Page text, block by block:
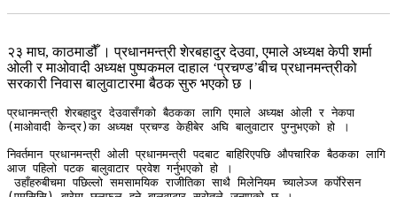
२३ माघ, काठमाडौँ । प्रधानमन्त्री शेरबहादुर देउवा, एमाले अध्यक्ष केपी शर्मा
ओली र माओवादी अध्यक्ष पुष्पकमल दाहाल ‘प्रचण्ड’बीच प्रधानमन्त्रीको
सरकारी निवास बालुवाटारमा बैठक सुरु भएको छ ।
प्रधानमन्त्री शेरबहादुर देउवासँगको बैठकका लागि एमाले अध्यक्ष ओली र नेकपा
(माओवादी केन्द्र)का अध्यक्ष प्रचण्ड केहीबेर अघि बालुवाटार पुग्नुभएको हो ।
निवर्तमान प्रधानमन्त्री ओली प्रधानमन्त्री पदबाट बाहिरिएपछि औपचारिक बैठकका लागि
आज पहिलो पटक बालुवाटार प्रवेश गर्नुभएको हो ।
उहाँहरुबीचमा पछिल्लो समसामयिक राजीतिका साथै मिलेनियम च्यालेञ्ज कर्पाेरेसन